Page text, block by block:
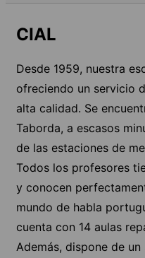
CIAL
Desde 1959, nuestra
ofreciendo un servicio
alta calidad. Se
Taborda, a escasos
de las estaciones de
Todos los profesores
y conocen
mundo de habla
cuenta con 14 aulas
Además, dispone de